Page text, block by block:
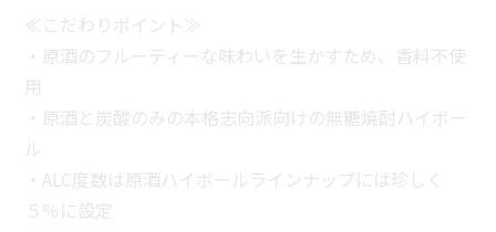
≪こだわりポイント≫
・原酒のフルーティーな味わいを生かすため、香料不使
用
・原酒と炭酸のみの本格志向派向けの無糖焼酎ハイボー
ル
・ALC度数は原酒ハイボールラインナップには珍しく
５％に設定